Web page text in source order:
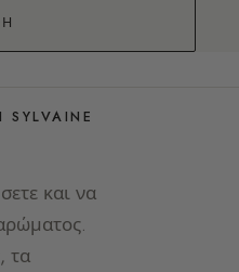
και να
τα